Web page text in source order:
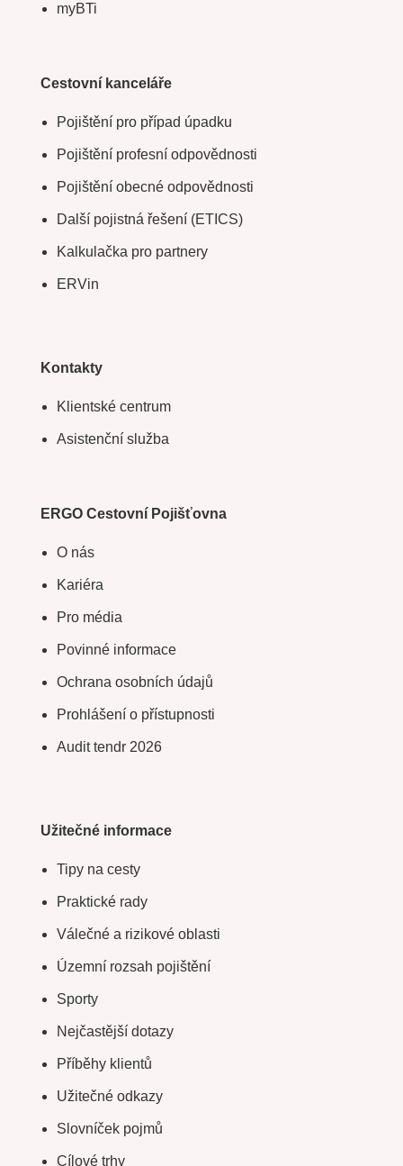
myBTi
Cestovní kanceláře
Pojištění pro případ úpadku
Pojištění profesní odpovědnosti
Pojištění obecné odpovědnosti
Další pojistná řešení (ETICS)
Kalkulačka pro partnery
ERVin
Kontakty
Klientské centrum
Asistenční služba
ERGO Cestovní Pojišťovna
O nás
Kariéra
Pro média
Povinné informace
Ochrana osobních údajů
Prohlášení o přístupnosti
Audit tendr 2026
Užitečné informace
Tipy na cesty
Praktické rady
Válečné a rizikové oblasti
Územní rozsah pojištění
Sporty
Nejčastější dotazy
Příběhy klientů
Užitečné odkazy
Slovníček pojmů
Cílové trhy